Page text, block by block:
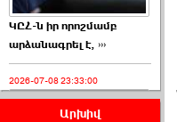
ԿԸՀ-ն իր որոշմամբ
արձանագրել է, ›››
2026-07-08 23:33:00
Արխիվ